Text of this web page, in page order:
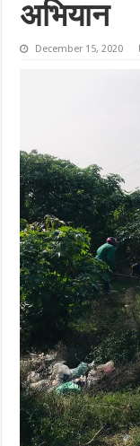
अभियान
December 15, 2020